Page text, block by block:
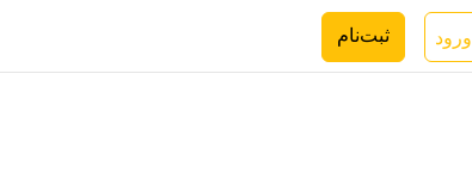
ورود ثبت‌نام